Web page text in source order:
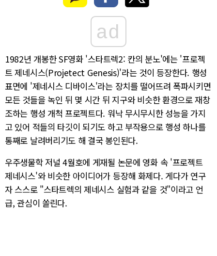
ad
1982년 개봉한 SF영화 '스타트렉2: 칸의 분노'에는 '프로젝
트 제네시스(Projetect Genesis)'라는 것이 등장한다. 행성
표면에 '제네시스 디바이스'라는 장치를 떨어뜨려 폭파시키면
모든 것들을 녹인 뒤 몇 시간 뒤 지구와 비슷한 환경으로 재창
조하는 행성 개척 프로젝트다. 워낙 무시무시한 성능을 가지
고 있어 적들의 타깃이 되기도 하고 부작용으로 행성 하나를
통째로 날려버리기도 해 결국 봉인된다.
우주생물학 저널 4월호에 게재될 논문에 영화 속 '프로젝트
제네시스'와 비슷한 아이디어가 등장해 화제다. 게다가 연구
자 스스로 "스타트렉의 제네시스 실험과 같을 것"이라고 언
급, 관심이 쏠린다.